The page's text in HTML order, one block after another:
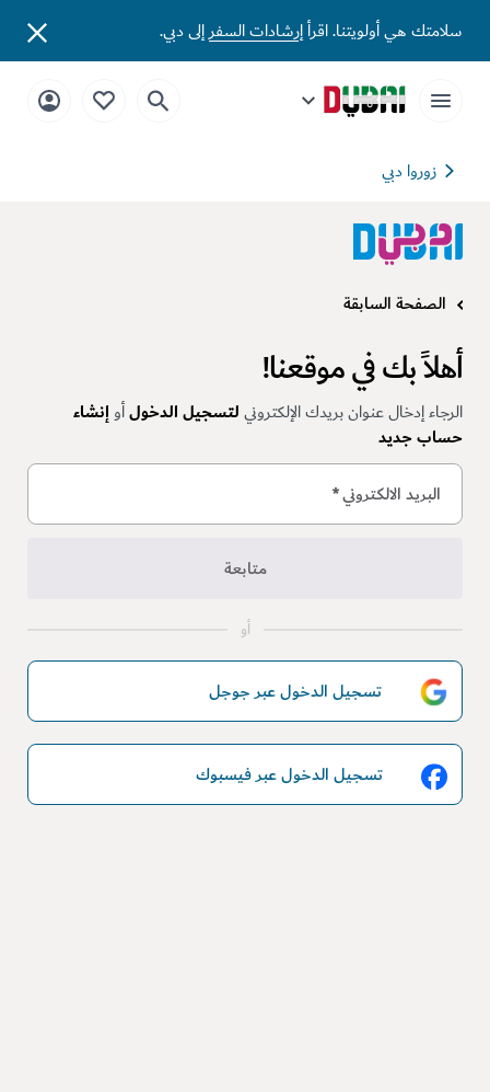
سلامتك هي أولويتنا. اقرأإرشادات السفرإلى دبي.
زوروا دبي
الصفحة السابقة
أهلاً بك في موقعنا!
الرجاء إدخال عنوان بريدك الإلكترونيلتسجيل الدخولأوإنشاء
حساب جديد
البريد الالكتروني*
متابعة
أو
تسجيل الدخول عبر جوجل
تسجيل الدخول عبر فيسبوك